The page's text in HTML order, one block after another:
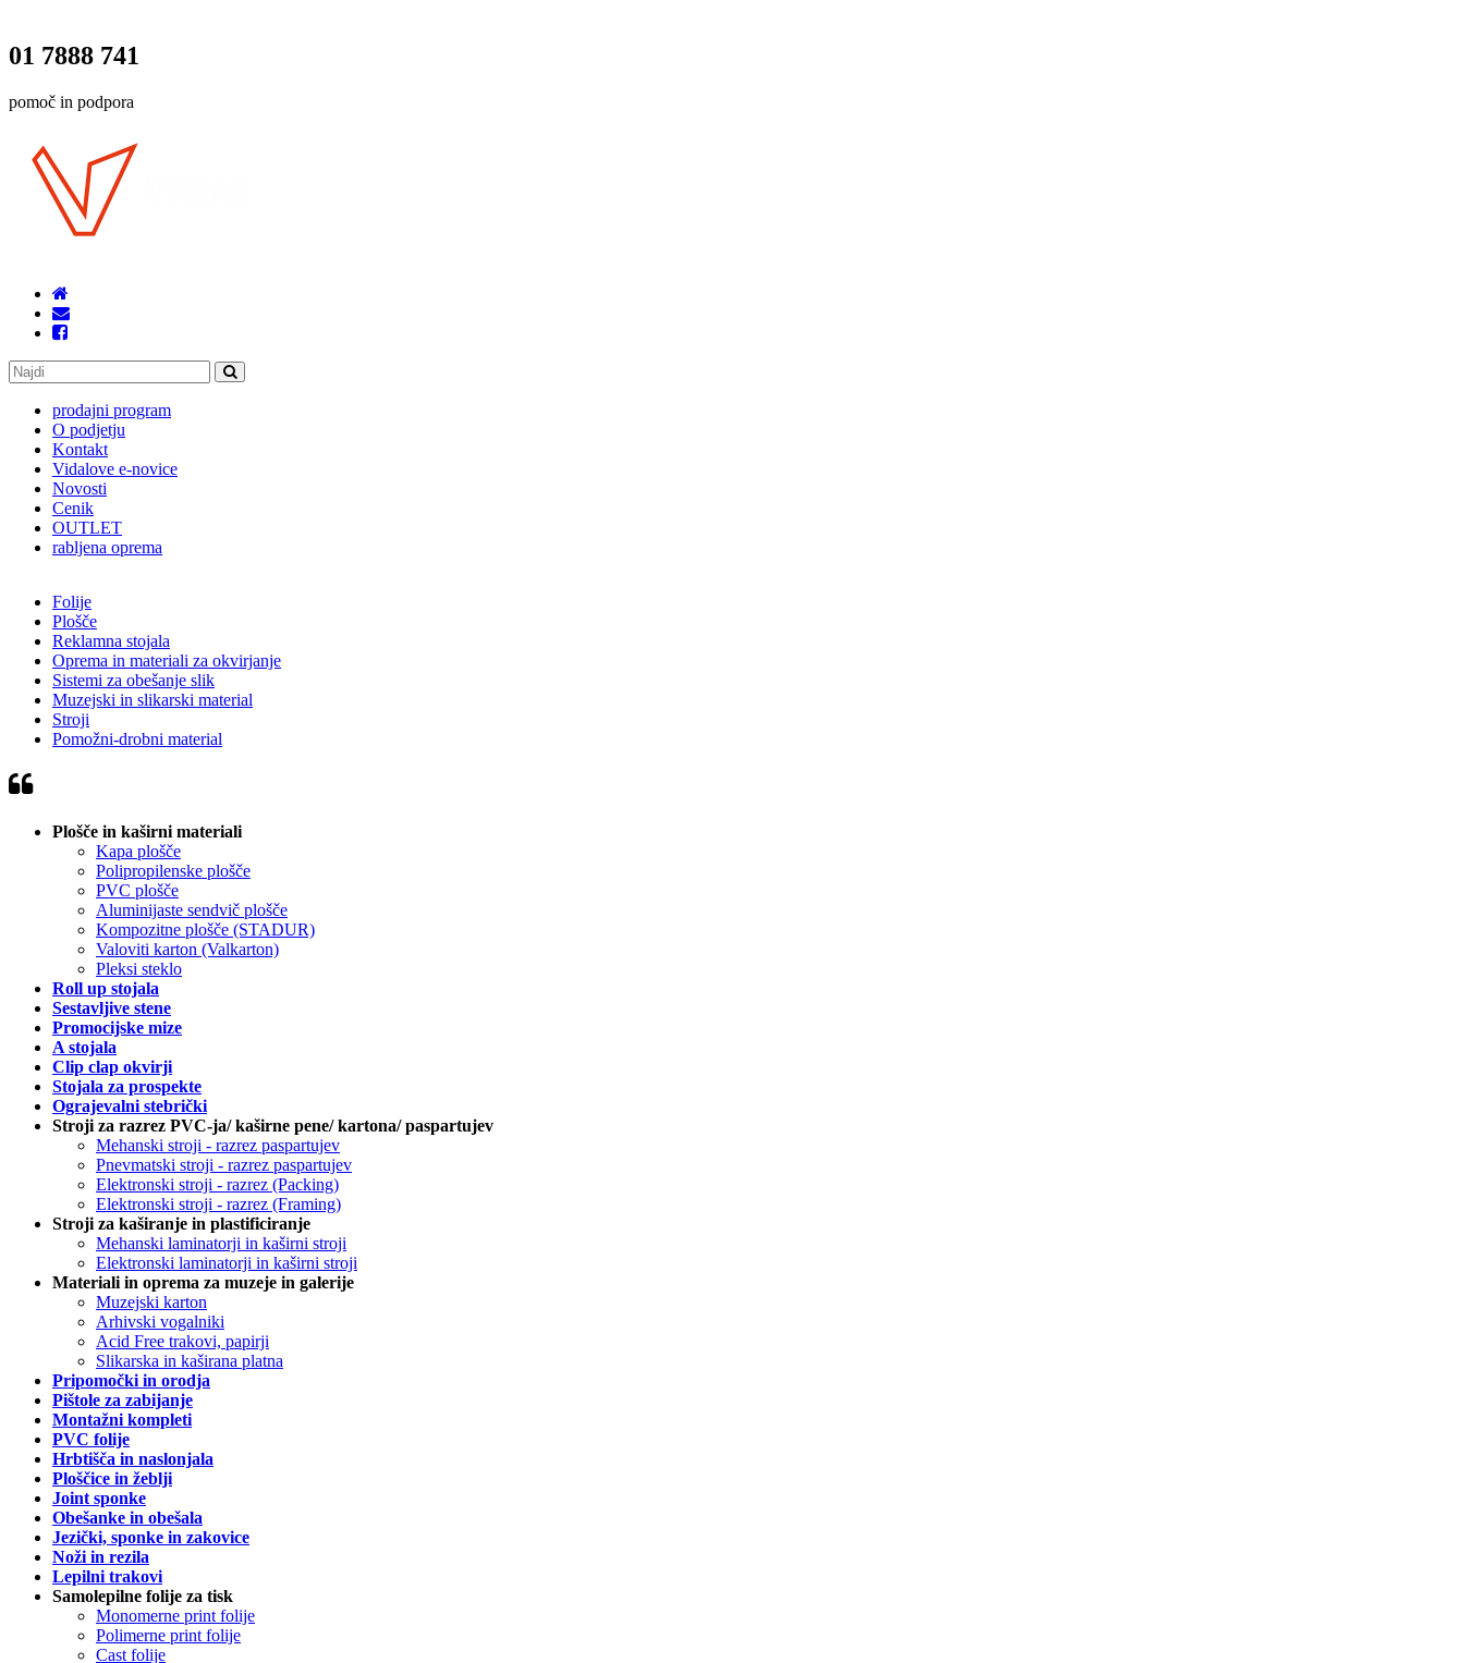
01 7888 741
pomoč in podpora
prodajni program
O podjetju
Kontakt
Vidalove e-novice
Novosti
Cenik
OUTLET
rabljena oprema
Folije
Plošče
Reklamna stojala
Oprema in materiali za okvirjanje
Sistemi za obešanje slik
Muzejski in slikarski material
Stroji
Pomožni-drobni material
Plošče in kaširni materiali
Kapa plošče
Polipropilenske plošče
PVC plošče
Aluminijaste sendvič plošče
Kompozitne plošče (STADUR)
Valoviti karton (Valkarton)
Pleksi steklo
Roll up stojala
Sestavljive stene
Promocijske mize
A stojala
Clip clap okvirji
Stojala za prospekte
Ograjevalni stebrički
Stroji za razrez PVC-ja/ kaširne pene/ kartona/ paspartujev
Mehanski stroji - razrez paspartujev
Pnevmatski stroji - razrez paspartujev
Elektronski stroji - razrez (Packing)
Elektronski stroji - razrez (Framing)
Stroji za kaširanje in plastificiranje
Mehanski laminatorji in kaširni stroji
Elektronski laminatorji in kaširni stroji
Materiali in oprema za muzeje in galerije
Muzejski karton
Arhivski vogalniki
Acid Free trakovi, papirji
Slikarska in kaširana platna
Pripomočki in orodja
Pištole za zabijanje
Montažni kompleti
PVC folije
Hrbtišča in naslonjala
Ploščice in žeblji
Joint sponke
Obešanke in obešala
Jezički, sponke in zakovice
Noži in rezila
Lepilni trakovi
Samolepilne folije za tisk
Monomerne print folije
Polimerne print folije
Cast folije